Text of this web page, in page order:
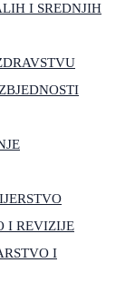
I SREDNJIH
I REVIZIJE
I